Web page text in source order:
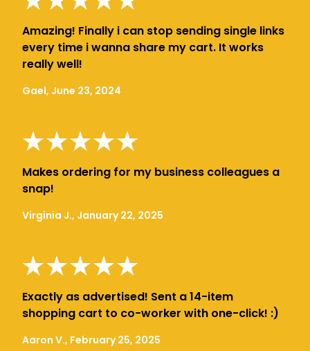
Amazing! Finally i can stop sending single links
every time i wanna share my cart. It works
really well!
Gael, June 23, 2024
Makes ordering for my business colleagues a
snap!
Virginia J., January 22, 2025
Exactly as advertised! Sent a 14-item
shopping cart to co-worker with one-click! :)
Aaron V., February 25, 2025